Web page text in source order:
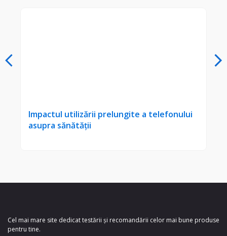
Impactul utilizării prelungite a telefonului
asupra sănătății
Cel mai mare site dedicat testării și recomandării celor mai bune produse
pentru tine.